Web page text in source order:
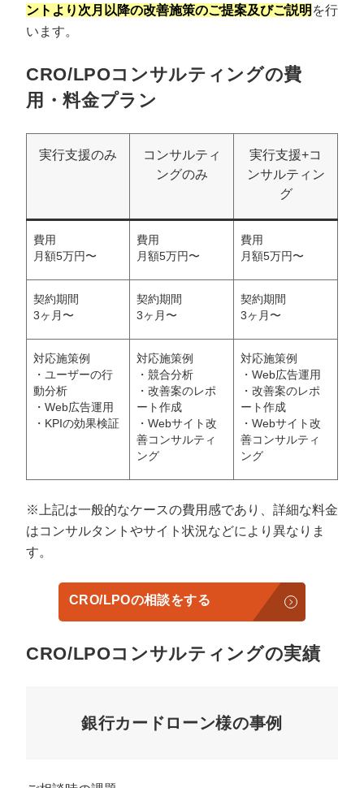
ントより次月以降の改善施策のご提案及びご説明 を行
います。
CRO/LPOコンサルティングの費
用・料金プラン
実行支援のみ
コンサルティ
ングのみ
実行支援+コ
ンサルティン
グ
費用
月額5万円〜
費用
月額5万円〜
費用
月額5万円〜
契約期間
3ヶ月〜
契約期間
3ヶ月〜
契約期間
3ヶ月〜
対応施策例
・ユーザーの行
動分析
・Web広告運用
・KPIの効果検証
対応施策例
・競合分析
・改善案のレポ
ート作成
・Webサイト改
善コンサルティ
ング
対応施策例
・Web広告運用
・改善案のレポ
ート作成
・Webサイト改
善コンサルティ
ング
※上記は一般的なケースの費用感であり、詳細な料金
はコンサルタントやサイト状況などにより異なりま
す。
CRO/LPOの相談をする
CRO/LPOコンサルティングの実績
銀行カードローン様の事例